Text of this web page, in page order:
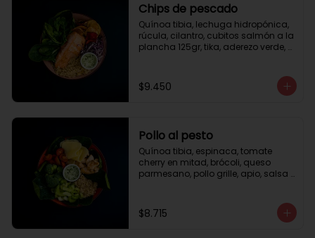
Chips de pescado
Quínoa tibia, lechuga hidropónica,
rúcula, cilantro, cubitos salmón a la
plancha 125gr, tika, aderezo verde,
$9.450
Pollo al pesto
Quínoa tibia, espinaca, tomate
cherry en mitad, brócoli, queso
parmesano, pollo grille, apio, salsa
$8.715